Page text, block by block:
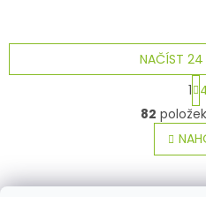
O
v
l
NAČÍST 24
S
t
r
á
n
k
v
1
82
Z